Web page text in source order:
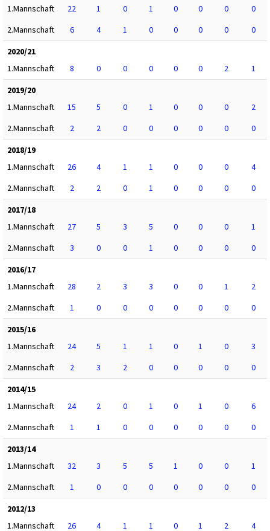
1.Mannschaft
22 1 0 1 0 0 0
0
2.Mannschaft
6 4 1 0 0 0 0
0
2020/21
1.Mannschaft
8 0 0 0 0 0 2
1
2019/20
1.Mannschaft
15 5 0 1 0 0 0
2
2.Mannschaft
2 2 0 0 0 0 0
0
2018/19
1.Mannschaft
26 4 1 1 0 0 0
4
2.Mannschaft
2 2 0 1 0 0 0
0
2017/18
1.Mannschaft
27 5 3 5 0 0 0
1
2.Mannschaft
3 0 0 1 0 0 0
0
2016/17
1.Mannschaft
28 2 3 3 0 0 1
2
2.Mannschaft
1 0 0 0 0 0 0
0
2015/16
1.Mannschaft
24 5 1 1 0 1 0
3
2.Mannschaft
2 3 2 0 0 0 0
0
2014/15
1.Mannschaft
24 2 0 1 0 1 0
6
2.Mannschaft
1 1 0 0 0 0 0
0
2013/14
1.Mannschaft
32 3 5 5 1 0 0
1
2.Mannschaft
1 0 0 0 0 0 0
0
2012/13
1.Mannschaft
26 4 1 1 0 1 2
4